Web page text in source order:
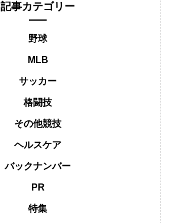
記事カテゴリー
野球
MLB
サッカー
格闘技
その他競技
ヘルスケア
バックナンバー
PR
特集